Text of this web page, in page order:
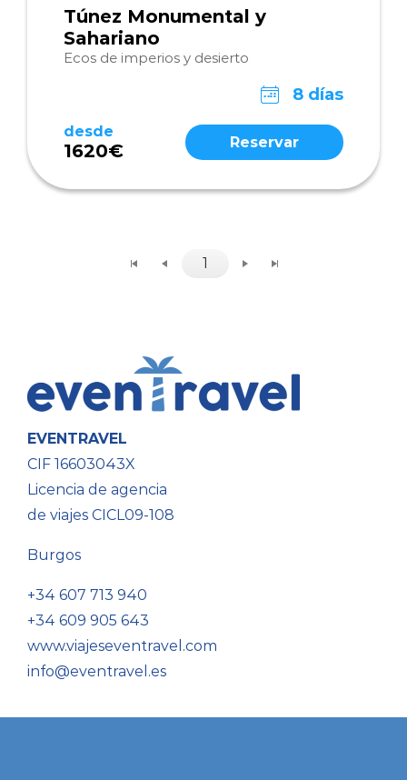
Túnez Monumental y
Sahariano
Ecos de imperios y desierto
8 días
desde
1620€ Reservar
1
EVENTRAVEL
CIF 16603043X
Licencia de agencia
de viajes CICL09-108
Burgos
+34 607 713 940
+34 609 905 643
www.viajeseventravel.com
info@eventravel.es